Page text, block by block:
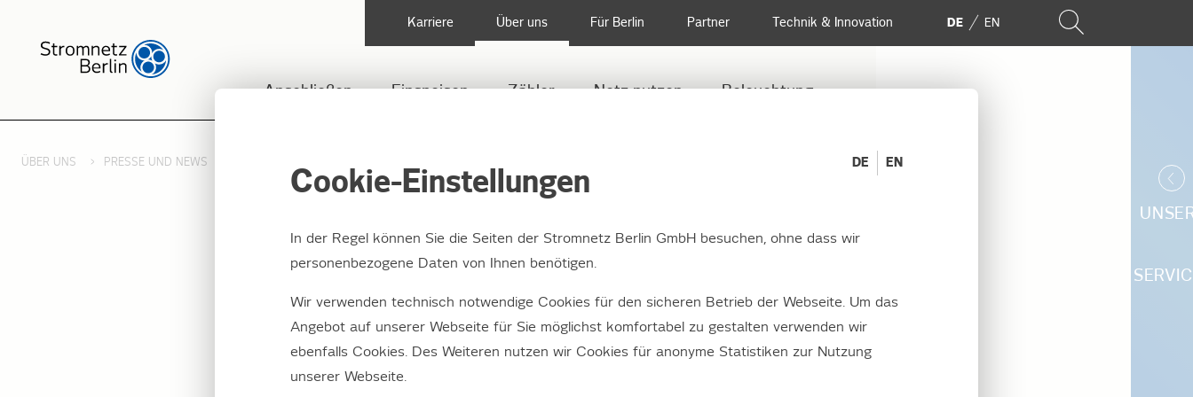
Anschließen Einspeisen Zähler Netz nutzen Beleuchtung
Karriere Über uns Für Berlin Partner Technik & Innovation DE EN
ÜBER UNS PRESSE UND NEWS
Neues Allzeithoch bei den
Investitionen in das Berliner
Stromnetz
Cookie-Einstellungen
DE EN
In der Regel können Sie die Seiten der Stromnetz Berlin GmbH besuchen, ohne dass wir
personenbezogene Daten von Ihnen benötigen.
Wir verwenden technisch notwendige Cookies für den sicheren Betrieb der Webseite. Um das
Angebot auf unserer Webseite für Sie möglichst komfortabel zu gestalten verwenden wir
ebenfalls Cookies. Des Weiteren nutzen wir Cookies für anonyme Statistiken zur Nutzung
unserer Webseite.